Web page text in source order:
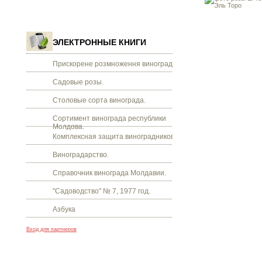
ЭЛЕКТРОННЫЕ КНИГИ
Прискорене розмноження винограду.
Садовые розы.
Столовые сорта винограда.
Сортимент винограда республики
Молдова.
Комплексная защита виноградников.
Виноградарство.
Справочник винограда Молдавии.
"Садоводство" № 7, 1977 год.
Азбука
Вход для партнеров